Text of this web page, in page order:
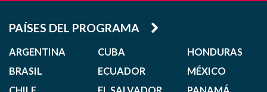
PAÍSES DEL PROGRAMA
ARGENTINA
BRASIL
CUBA
ECUADOR
HONDURAS
MÉXICO